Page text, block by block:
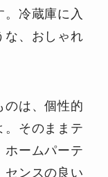
冷蔵庫に入
な、おしゃれ
のは、個性的
。そのままテ
ホームパーテ
センスの良い